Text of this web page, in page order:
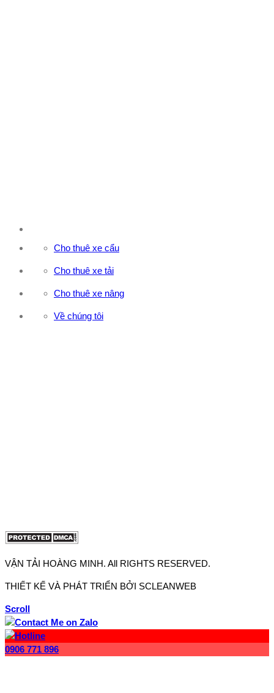
Cho thuê xe cẩu
Cho thuê xe tải
Cho thuê xe nâng
Về chúng tôi
VẬN TẢI HOÀNG MINH. All RIGHTS RESERVED.
THIẾT KẾ VÀ PHÁT TRIỂN BỞI SCLEANWEB
Scroll
0906 771 896